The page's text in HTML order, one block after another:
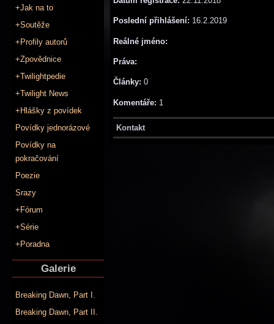
+Jak na to
+Soutěže
+Profily autorů
+Zpovědnice
+Twilightpedie
+Twilight News
+Hlášky z povídek
Povídky jednorázové
Povídky na
pokračování
Poezie
Srazy
+Fórum
+Série
+Poradna
Galerie
Breaking Dawn, Part I.
Breaking Dawn, Part II.
Poslední přihlášení: 16.2.2019
Reálné jméno:
Práva:
Články: 0
Komentáře: 1
Kontakt